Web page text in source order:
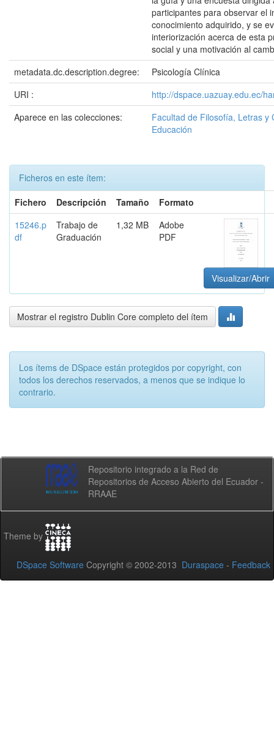
participantes para observar el
conocimiento adquirido, y se
interiorización acerca de esta
social y una motivación al
metadata.dc.description.degree:
Psicología Clínica
URI :
http://dspace.uazuay.edu.ec/
Aparece en las colecciones:
Facultad de Filosofía, Letras y
Educación
Ficheros en este ítem:
Fichero
Descripción Tamaño
Formato
15246.p
df
Trabajo de
Graduación
1,32 MB
Adobe
PDF
Visualizar/Abrir
Mostrar el registro Dublin Core completo del ítem
Los ítems de DSpace están protegidos por copyright, con
todos los derechos reservados, a menos que se indique lo
contrario.
Repositorio integrado a la Red de
Repositorios de Acceso Abierto del Ecuador -
RRAAE
Theme by
DSpace Software Copyright © 2002-2013 Duraspace - Feedback